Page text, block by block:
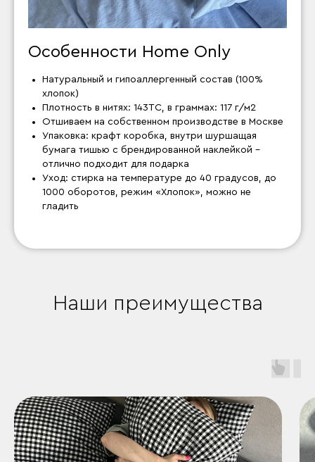
Особенности Home Only
Натуральный и гипоаллергенный состав (100%
хлопок)
Плотность в нитях: 143ТС, в граммах: 117 г/м2
Отшиваем на собственном производстве в Москве
Упаковка: крафт коробка, внутри шуршащая
бумага тишью с брендированной наклейкой –
отлично подходит для подарка
Уход: стирка на температуре до 40 градусов, до
1000 оборотов, режим «Хлопок», можно не
гладить
Наши преимущества